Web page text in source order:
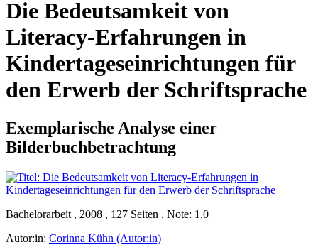
Die Bedeutsamkeit von
Literacy-Erfahrungen in
Kindertageseinrichtungen für
den Erwerb der Schriftsprache
Exemplarische Analyse einer
Bilderbuchbetrachtung
Bachelorarbeit , 2008 , 127 Seiten , Note: 1,0
Autor:in: Corinna Kühn (Autor:in)